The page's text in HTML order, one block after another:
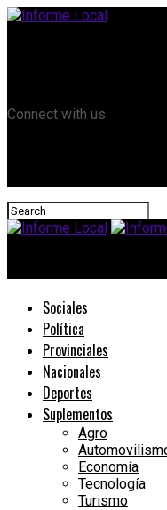
Connect with us
Sociales
Política
Provinciales
Nacionales
Deportes
Suplementos
Agro
Economía
Tecnología
Turismo